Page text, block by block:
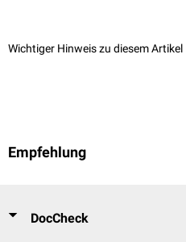
Wichtiger Hinweis zu diesem Artikel
Empfehlung
DocCheck